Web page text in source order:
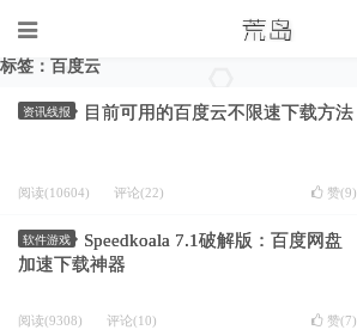
标签：百度云
资讯线报 目前可用的百度云不限速下载方法
阅读(10604) 评论(22) 赞(9)
软件游戏
Speedkoala 7.1破解版：百度网盘
加速下载神器
阅读(9308) 评论(10) 赞(7)